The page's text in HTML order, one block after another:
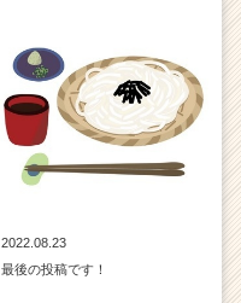
2022.08.23
最後の投稿です！